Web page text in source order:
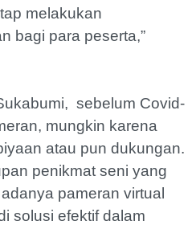
melakukan
bagi para peserta,”
sebelum Covid-
mungkin karena
atau pun dukungan.
penikmat seni yang
pameran virtual
solusi efektif dalam